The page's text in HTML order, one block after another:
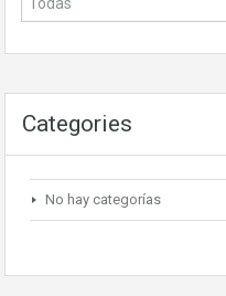
Categories
No hay categorías